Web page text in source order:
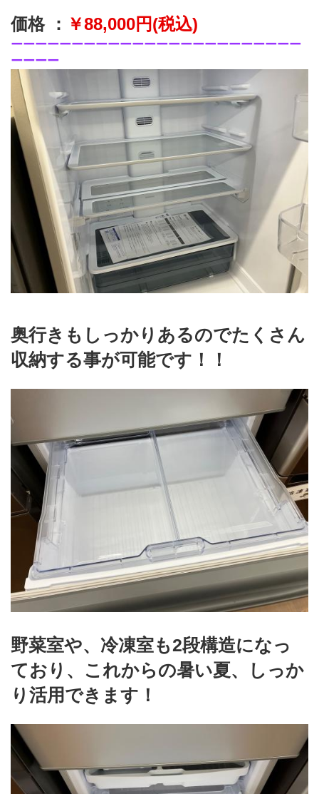
価格 ： ￥88,﻿000円(税込)
ーーーーーーーーーーーーーーーーーーーーーーーー
ーーーー
奥行きもしっかりあるのでたくさん
収納する事が可能です！！
野菜室や、冷凍室も2段構造になっ
ており、これからの暑い夏、しっか
り活用できます！